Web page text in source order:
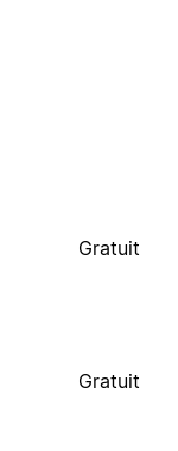
Gratuit
Gratuit